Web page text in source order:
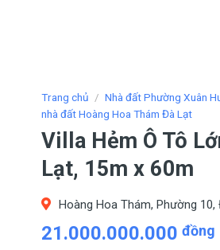
Trang chủ / Nhà đất Phường Xuân
nhà đất Hoàng Hoa Thám Đà Lạt
Villa Hẻm Ô Tô
Lạt, 15m x 60m
Hoàng Hoa Thám, Phường 10,
21.000.000.000 đồng